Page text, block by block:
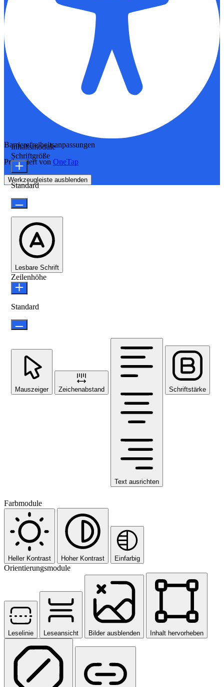
Barrierefreiheitsanpassungen
Präsentiert von OneTap
Werkzeugleiste ausblenden
Inhaltsmodule
Schriftgröße
Standard
Lesbare Schrift
Zeilenhöhe
Standard
Mauszeiger Zeichenabstand
Text ausrichten
Schriftstärke
Farbmodule
Heller Kontrast Hoher Kontrast Einfarbig
Orientierungsmodule
Leselinie Leseansicht Bilder ausblenden Inhalt hervorheben